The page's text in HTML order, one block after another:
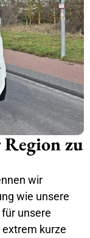
Region zu
wir
wie unsere
unsere
extrem kurze